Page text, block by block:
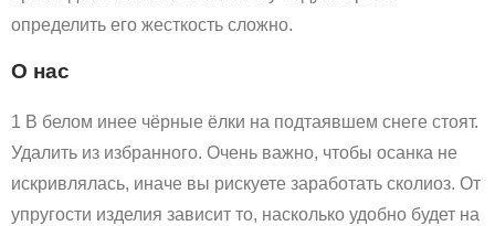
определить его жесткость сложно.
О нас
1 В белом инее чёрные ёлки на подтаявшем снеге стоят.
Удалить из избранного. Очень важно, чтобы осанка не
искривлялась, иначе вы рискуете заработать сколиоз. От
упругости изделия зависит то, насколько удобно будет на